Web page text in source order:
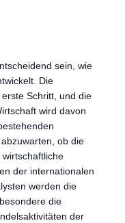
sein, wie
Die
Schritt, und die
wird davon
ob die
der internationalen
werden die
die
der